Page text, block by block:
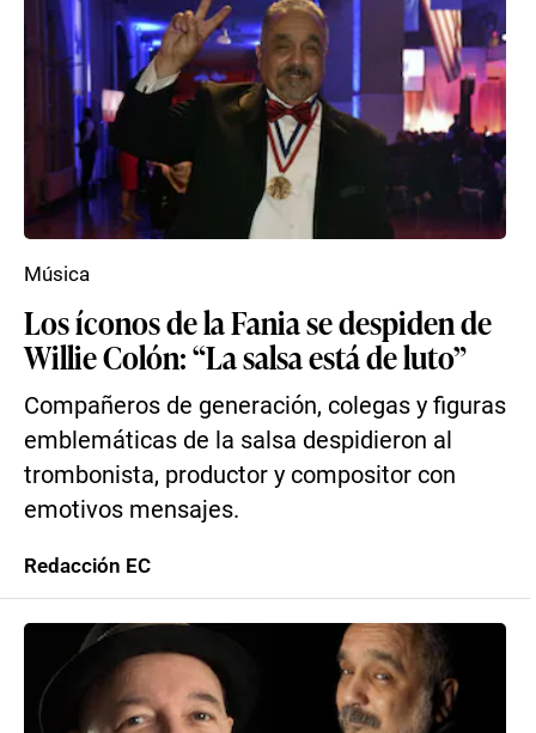
Los íconos de la Fania se despiden de
Willie Colón: “La salsa está de luto”
Compañeros de generación, colegas y figuras
emblemáticas de la salsa despidieron al
trombonista, productor y compositor con
emotivos mensajes.
Música
Redacción EC